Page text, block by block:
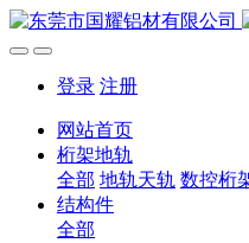
登录 注册
网站首页
桁架地轨
全部 地轨天轨 数控桁
结构件
全部